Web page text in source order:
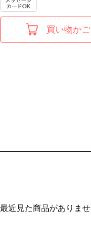
買い物か
最近見た商品がありませ